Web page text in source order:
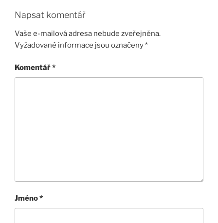
Napsat komentář
Vaše e-mailová adresa nebude zveřejněna.
Vyžadované informace jsou označeny*
Komentář*
Jméno*